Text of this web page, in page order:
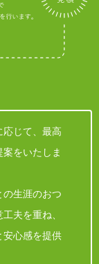
応じて、最高
をいたしま
の生涯のおつ
夫を重ね、
安心感を提供